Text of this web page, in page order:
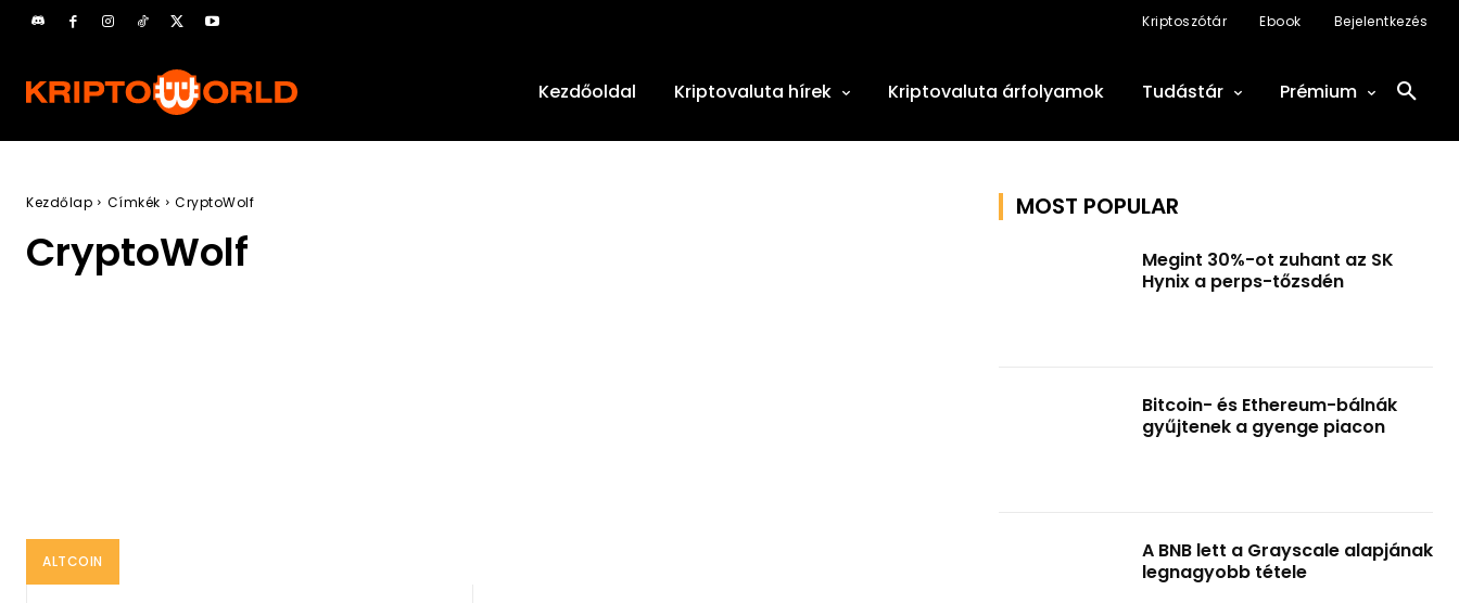
Kriptoszótár Ebook Bejelentkezés
Kezdőoldal Kriptovaluta hírek Kriptovaluta árfolyamok Tudástár Prémium
Kezdőlap Címkék CryptoWolf
CryptoWolf
ALTCOIN
MOST POPULAR
Megint 30%-ot zuhant az SK
Hynix a perps-tőzsdén
Bitcoin- és Ethereum-bálnák
gyűjtenek a gyenge piacon
A BNB lett a Grayscale alapjának
legnagyobb tétele